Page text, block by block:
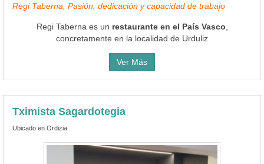
Regi Taberna, Pasión, dedicación y capacidad de trabajo
Regi Taberna es un restaurante en el País Vasco
concretamente en la localidad de Urduliz
Ver Más
Tximista Sagardotegia
Ubicado en Ordizia